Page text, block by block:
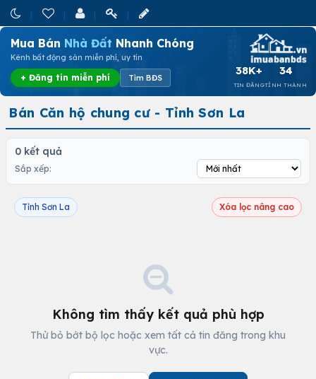
Mua Bán Nhà Đất Nhanh Chóng
Kênh bất động sản miễn phí, uy tín
+ Đăng tin miễn phí Tìm BĐS
38K+
TIN ĐĂNG
34
TỈNH THÀNH
Bán Căn hộ chung cư - Tỉnh Sơn La
0 kết quả
Sắp xếp:
Tỉnh Sơn La Xóa lọc nâng cao
Không tìm thấy kết quả phù hợp
Thử bỏ bớt bộ lọc hoặc xem tất cả tin đăng trong khu
vực.